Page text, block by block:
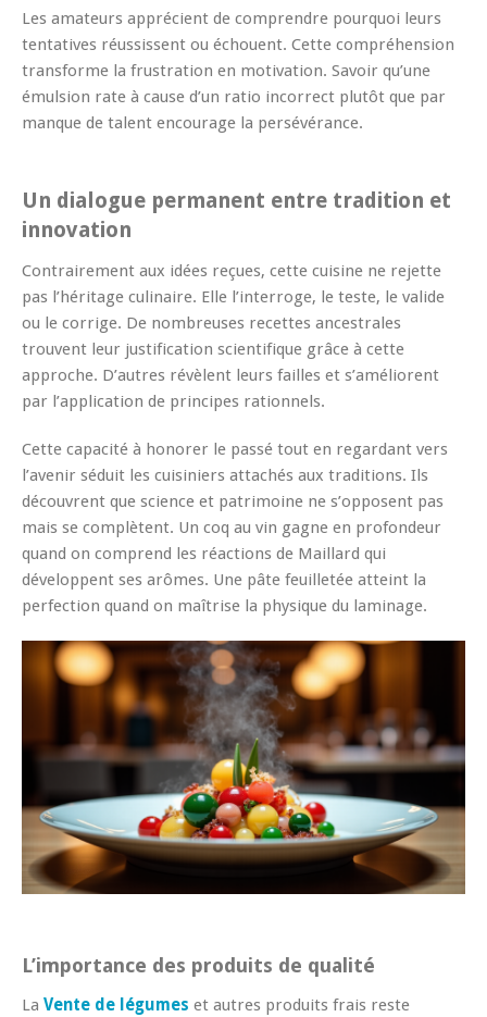
Les amateurs apprécient de comprendre pourquoi leurs
tentatives réussissent ou échouent. Cette compréhension
transforme la frustration en motivation. Savoir qu’une
émulsion rate à cause d’un ratio incorrect plutôt que par
manque de talent encourage la persévérance.
Un dialogue permanent entre tradition et
innovation
Contrairement aux idées reçues, cette cuisine ne rejette
pas l’héritage culinaire. Elle l’interroge, le teste, le valide
ou le corrige. De nombreuses recettes ancestrales
trouvent leur justification scientifique grâce à cette
approche. D’autres révèlent leurs failles et s’améliorent
par l’application de principes rationnels.
Cette capacité à honorer le passé tout en regardant vers
l’avenir séduit les cuisiniers attachés aux traditions. Ils
découvrent que science et patrimoine ne s’opposent pas
mais se complètent. Un coq au vin gagne en profondeur
quand on comprend les réactions de Maillard qui
développent ses arômes. Une pâte feuilletée atteint la
perfection quand on maîtrise la physique du laminage.
L’importance des produits de qualité
La Vente de légumes et autres produits frais reste